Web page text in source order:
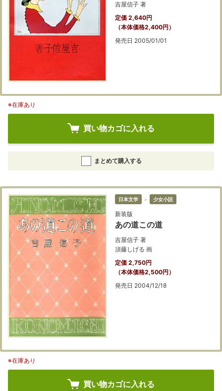
吉屋信子 著
定価 2,640円
（本体価格2,400円）
発売日 2005/01/01
※在庫あり
買い物カゴに入れる
まとめて購入する
日本文学 ＞ 少女小説
新装版
あの道この道
吉屋信子 著
須藤しげる 画
定価 2,750円
（本体価格2,500円）
発売日 2004/12/18
※在庫あり
買い物カゴに入れる